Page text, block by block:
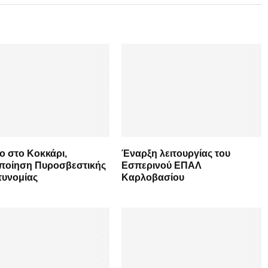
στο Κοκκάρι,
Πυροσβεστικής
Έναρξη λειτουργίας του
Εσπερινού ΕΠΑΛ
Καρλοβασίου